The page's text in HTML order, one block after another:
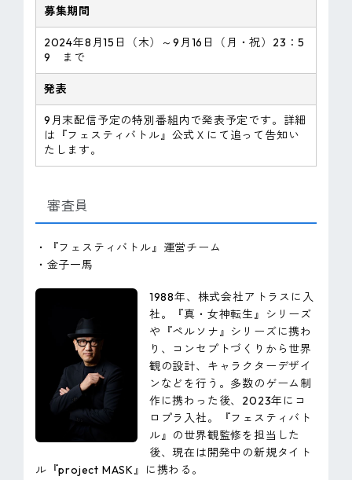
募集期間
2024年8月15日（木）～9月16日（月・祝）23：5
9 まで
発表
9月末配信予定の特別番組内で発表予定です。詳細
は『フェスティバトル』公式Ｘにて追って告知い
たします。
審査員
・『フェスティバトル』運営チーム
・金子一馬
1988年、株式会社アトラスに入
社。『真・女神転生』シリーズ
や『ペルソナ』シリーズに携わ
り、コンセプトづくりから世界
観の設計、キャラクターデザイ
ンなどを行う。多数のゲーム制
作に携わった後、2023年にコ
ロプラ入社。『フェスティバト
ル』の世界観監修を担当した
後、現在は開発中の新規タイト
ル『project MASK』に携わる。